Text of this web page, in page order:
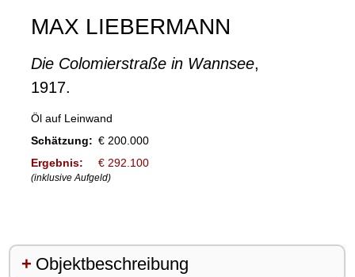
MAX LIEBERMANN
Die Colomierstraße in Wannsee,
1917.
Öl auf Leinwand
Schätzung: € 200.000
Ergebnis:
€ 292.100
(inklusive Aufgeld)
Objektbeschreibung